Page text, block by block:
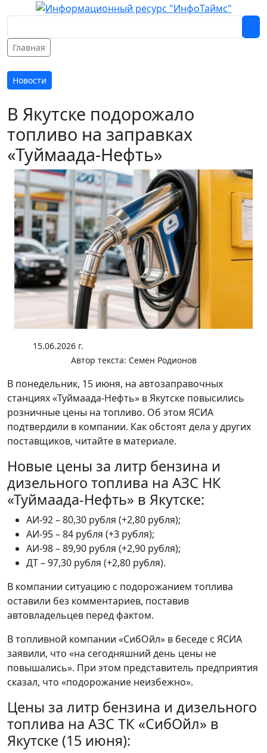
Главная
Новости
В Якутске подорожало
топливо на заправках
«Туймаада-Нефть»
15.06.2026 г.
Автор текста: Семен Родионов
В понедельник, 15 июня, на автозаправочных
станциях «Туймаада-Нефть» в Якутске повысились
розничные цены на топливо. Об этом ЯСИА
подтвердили в компании. Как обстоят дела у других
поставщиков, читайте в материале.
Новые цены за литр бензина и
дизельного топлива на АЗС НК
«Туймаада-Нефть» в Якутске:
АИ-92 – 80,30 рубля (+2,80 рубля);
АИ-95 – 84 рубля (+3 рубля);
АИ-98 – 89,90 рубля (+2,90 рубля);
ДТ – 97,30 рубля (+2,80 рубля).
В компании ситуацию с подорожанием топлива
оставили без комментариев, поставив
автовладельцев перед фактом.
В топливной компании «СибОйл» в беседе с ЯСИА
заявили, что «на сегодняшний день цены не
повышались». При этом представитель предприятия
сказал, что «подорожание неизбежно».
Цены за литр бензина и дизельного
топлива на АЗС ТК «СибОйл» в
Якутске (15 июня):